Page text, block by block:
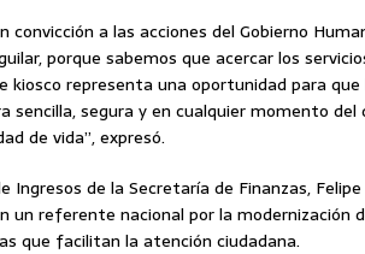
convicción a las acciones del Gobierno
porque sabemos que acercar los
kiosco representa una oportunidad para que
segura y en cualquier momento del
de vida”, expresó.
Ingresos de la Secretaría de Finanzas,
un referente nacional por la modernización
que facilitan la atención ciudadana.